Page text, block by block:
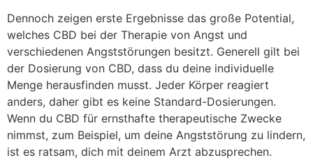
Dennoch zeigen erste Ergebnisse das große Potential,
welches CBD bei der Therapie von Angst und
verschiedenen Angststörungen besitzt. Generell gilt bei
der Dosierung von CBD, dass du deine individuelle
Menge herausfinden musst. Jeder Körper reagiert
anders, daher gibt es keine Standard-Dosierungen.
Wenn du CBD für ernsthafte therapeutische Zwecke
nimmst, zum Beispiel, um deine Angststörung zu lindern,
ist es ratsam, dich mit deinem Arzt abzusprechen.